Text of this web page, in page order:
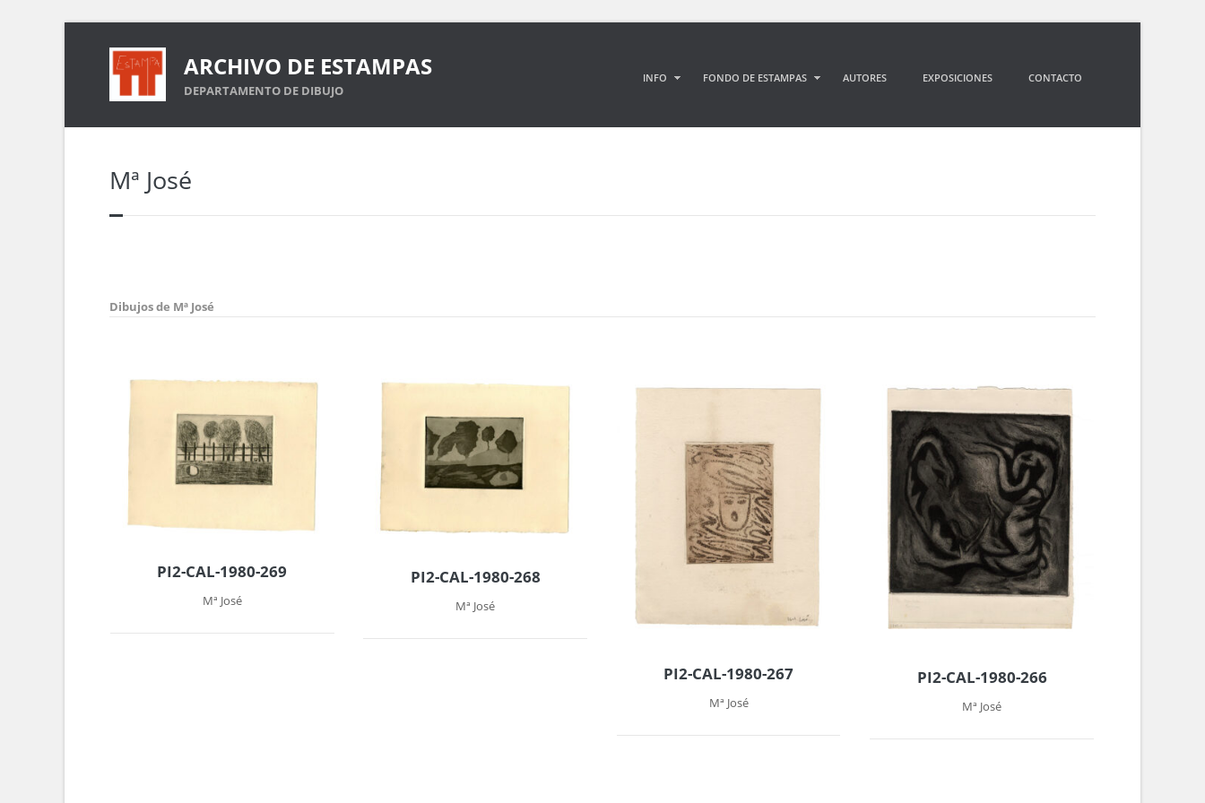
ARCHIVO DE ESTAMPAS
DEPARTAMENTO DE DIBUJO
INFO FONDO DE ESTAMPAS AUTORES EXPOSICIONES CONTACTO
Mª José
Dibujos de Mª José
PI2-CAL-1980-269
Mª José
PI2-CAL-1980-268
Mª José
PI2-CAL-1980-267
Mª José
PI2-CAL-1980-266
Mª José